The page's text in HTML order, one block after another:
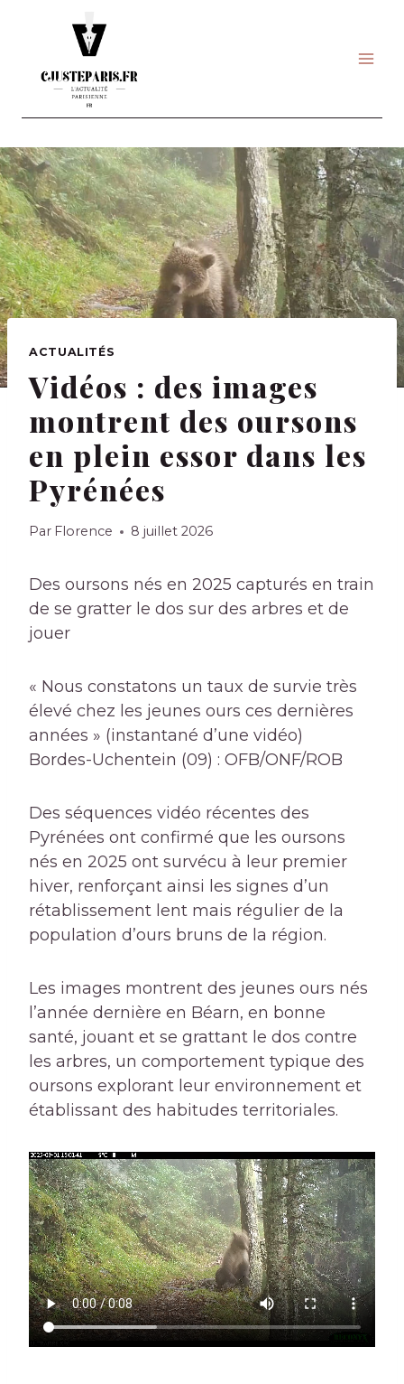
ACTUALITÉS
Vidéos : des images
montrent des oursons
en plein essor dans les
Pyrénées
Par Florence 8 juillet 2026
Des oursons nés en 2025 capturés en train
de se gratter le dos sur des arbres et de
jouer
« Nous constatons un taux de survie très
élevé chez les jeunes ours ces dernières
années » (instantané d’une vidéo)
Bordes-Uchentein (09) : OFB/ONF/ROB
Des séquences vidéo récentes des
Pyrénées ont confirmé que les oursons
nés en 2025 ont survécu à leur premier
hiver, renforçant ainsi les signes d’un
rétablissement lent mais régulier de la
population d’ours bruns de la région.
Les images montrent des jeunes ours nés
l’année dernière en Béarn, en bonne
santé, jouant et se grattant le dos contre
les arbres, un comportement typique des
oursons explorant leur environnement et
établissant des habitudes territoriales.